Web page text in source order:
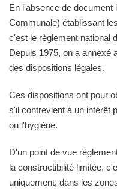
En l'absence de
Communale) établissant
c'est le règlement national
Depuis 1975, on a annexé
des dispositions légales.
Ces dispositions ont pour
s'il contrevient à un intérêt
ou l'hygiène.
D'un point de vue
la constructibilité limitée,
uniquement, dans les